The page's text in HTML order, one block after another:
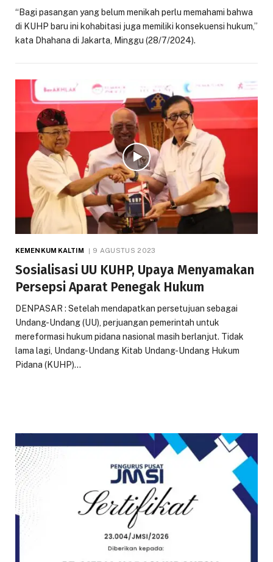
“Bagi pasangan yang belum menikah perlu memahami bahwa
di KUHP baru ini kohabitasi juga memiliki konsekuensi hukum,”
kata Dhahana di Jakarta, Minggu (28/7/2024).
KEMENKUM KALTIM 9 AGUSTUS 2023
Sosialisasi UU KUHP, Upaya Menyamakan
Persepsi Aparat Penegak Hukum
DENPASAR : Setelah mendapatkan persetujuan sebagai
Undang-Undang (UU), perjuangan pemerintah untuk
mereformasi hukum pidana nasional masih berlanjut. Tidak
lama lagi, Undang-Undang Kitab Undang-Undang Hukum
Pidana (KUHP)…